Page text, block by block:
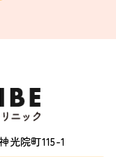
光院町115-1